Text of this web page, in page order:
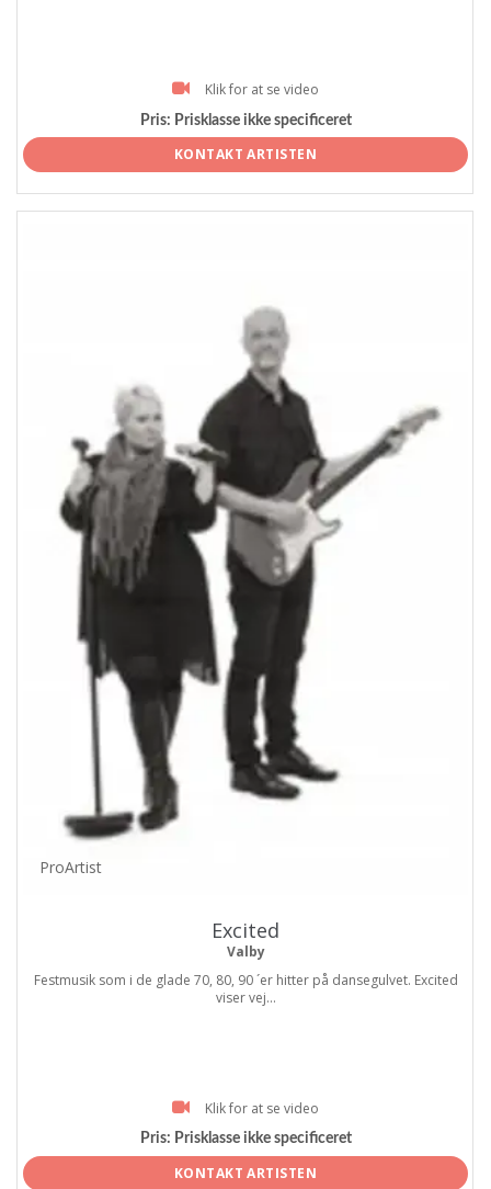
Klik for at se video
Pris: Prisklasse ikke specificeret
KONTAKT ARTISTEN
ProArtist
Excited
Valby
Festmusik som i de glade 70, 80, 90 ´er hitter på dansegulvet. Excited
viser vej...
Klik for at se video
Pris: Prisklasse ikke specificeret
KONTAKT ARTISTEN